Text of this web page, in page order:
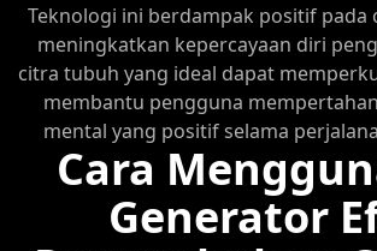
Teknologi ini berdampak positif pada
meningkatkan kepercayaan diri
citra tubuh yang ideal dapat
membantu pengguna
mental yang positif selama
mereka.
Cara
Generator